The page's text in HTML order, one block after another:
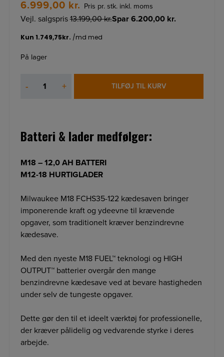
6.999,00 kr. Pris pr. stk. inkl. moms
Vejl. salgspris13.199,00kr.Spar 6.200,00 kr.
På lager
-
M18FCHS35-+ TILFØJ TIL KURV
Batteri & lader medfølger:
M18 – 12,0 AH BATTERI
M12-18 HURTIGLADER
Milwaukee M18 FCHS35-122 kædesaven bringer
imponerende kraft og ydeevne til krævende
opgaver, som traditionelt kræver benzindrevne
kædesave.
Med den nyeste M18 FUEL™ teknologi og HIGH
OUTPUT™ batterier overgår den mange
benzindrevne kædesave ved at bevare hastigheden
under selv de tungeste opgaver.
Dette gør den til et ideelt værktøj for professionelle,
der kræver pålidelig og vedvarende styrke i deres
arbejde.